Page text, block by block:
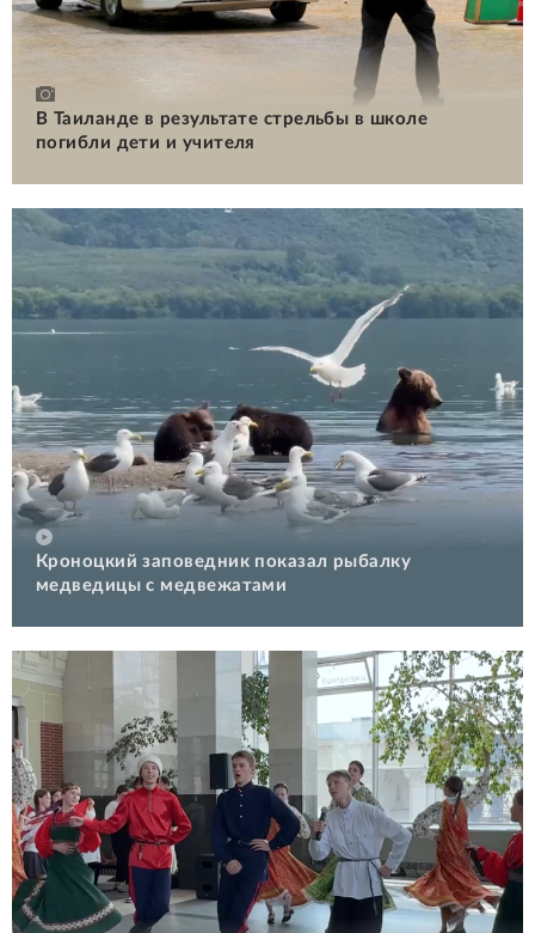
В Таиланде в результате стрельбы в школе
погибли дети и учителя
Кроноцкий заповедник показал рыбалку
медведицы с медвежатами